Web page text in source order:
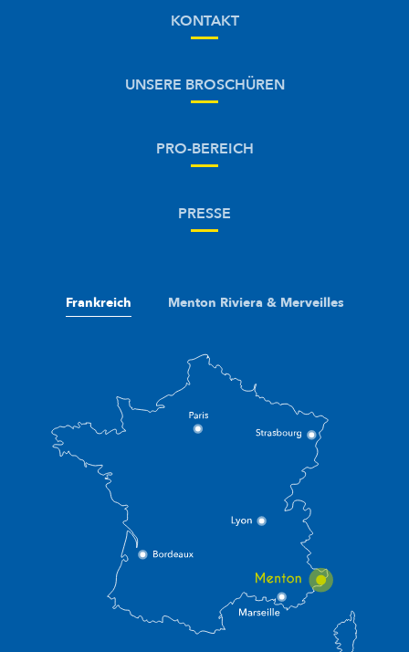
KONTAKT
UNSERE BROSCHÜREN
PRO-BEREICH
PRESSE
Frankreich Menton Riviera & Merveilles